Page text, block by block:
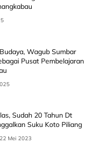
Wagub Sumbar
Pusat Pembelajaran
Sudah 20 Tahun Dt
Suku Koto Piliang
22 Mei 2023